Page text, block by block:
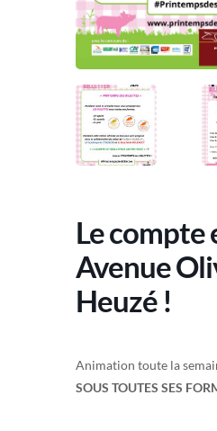
Le compte
Avenue
Heuzé !
Animation toute la
SOUS TOUTES SES